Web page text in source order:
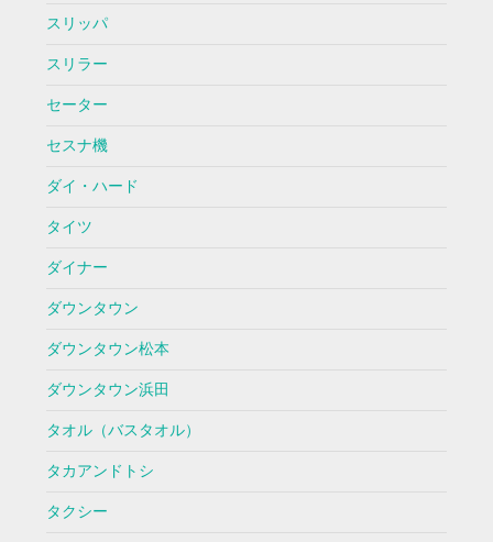
スリッパ
スリラー
セーター
セスナ機
ダイ・ハード
タイツ
ダイナー
ダウンタウン
ダウンタウン松本
ダウンタウン浜田
タオル（バスタオル）
タカアンドトシ
タクシー